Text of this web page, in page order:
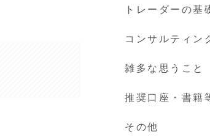
トレーダーの基
コンサルティン
雑多な思うこと
推奨口座・書籍
その他